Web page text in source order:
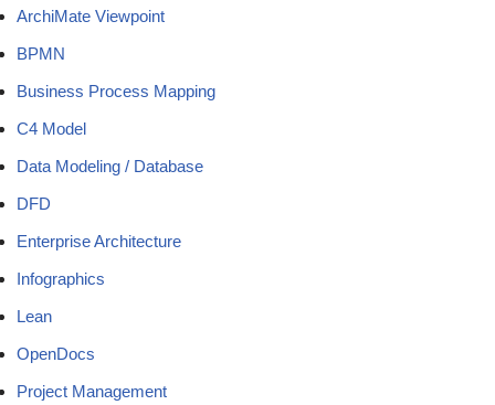
ArchiMate Viewpoint
BPMN
Business Process Mapping
C4 Model
Data Modeling / Database
DFD
Enterprise Architecture
Infographics
Lean
OpenDocs
Project Management